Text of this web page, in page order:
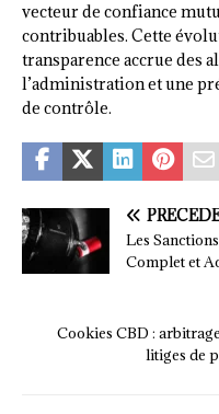
vecteur de confiance
contribuables. Cette
transparence accrue des
l’administration et une
de contrôle.
Les
Complet et
Cookies CBD :
litiges de